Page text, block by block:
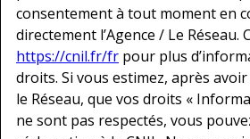
consentement à tout moment en
directement l’Agence / Le Réseau.
https://cnil.fr/fr pour plus
droits. Si vous estimez, après
le Réseau, que vos droits «
ne sont pas respectés, vous